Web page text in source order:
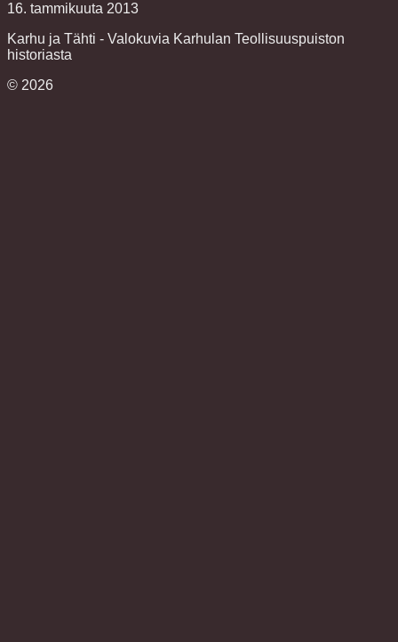
16. tammikuuta 2013
Karhu ja Tähti - Valokuvia Karhulan Teollisuuspuiston
historiasta
© 2026